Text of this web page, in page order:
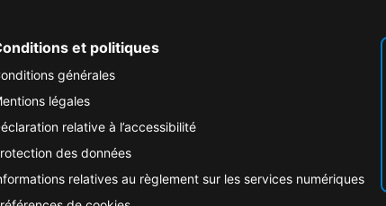
et politiques
générales
légales
relative à l’accessibilité
des données
relatives au règlement sur les services numériques